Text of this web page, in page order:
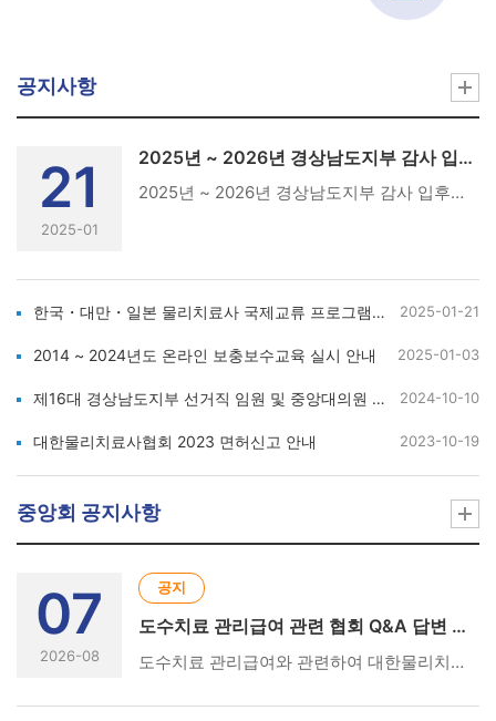
공지사항
21
2025-01
2025년 ~ 2026년 경상남도지부 감사 입후보 등록 공고
2025년 ~ 2026년 경상남도지부 감사 입후보 등록 공고(사)대한물리치료사협회 선거관리위원회 규정 제11조 제18조 및 경남지부 회칙 제14조 제15조 제16조에 근거하여 선거직 임원 선출을 위한 입후보자 등록 안내를 아래와 같이 공고합니다.● 경남지부 감사 – 1명. (2025년~2026년 임기)1. 입후보자 등록 기간 및 접수처가. 등록기간 : 2025. 1. 24(금) ~ 2025. 2. 8(토)나. 등록마감 : 2025. 2. 8(토) [18시까지 방문등록 및 우편도착 분에 한함]다. 접수방법 : 방문접수 또는 우편접수라. 접 수 처 : 경남지부 선거관리위원장 장정재 ( 창원시 마산합포구 월영동12길 18, 2층 늘바른운동센터 / 전화 : 055-221-0101 / 메일 : jungjaeking@gmail.com )2. 등록서류 (선거관리위원회규정 제11조 4항)가. 입후보등록신청서 1부 『서식 붙임1』나. 대의원 추천서 1부 『서식 붙임2』 (감사 입후보자 추천서 3부)다. 이력서(사진 2매 포함) 1부 『서식 붙임5』라. 회비납부 확인서 1부 『서식 붙임3』마. 보수교육이수확인서 1부 『서식 붙임4』바. 주민등록등본 1부사. 입후보 소감과 공약 1부아. 개인(신용)정보 수집· 이용· 제공 동의서 1부 『서식 붙임6』3. 입후보 자격 (회칙 14조 2항)가. 감 사 : 감사는 정회원으로 10년 이상 된 자로서 본 지부에서 7년 이상 활동 하고, 대의원을 2회 이상 또는 임원을 2년 이상 역임한 자.※ 입후보 소감 및 공약, 이력서는 홍보물 제작을 위해 원본 파일을 선거관리위원장 메일로 송부※ 대의원후보자 추천은 원본으로 제출하며, 중복추천은 없음.※ 본 공고문은 협회누리집 공지용으로 협회누리집 - 시도회 공지사항에 게시되어 있습니다.※ 협회 선거관리위원회규정 제18조 4항. 5항의 아래 내용을 해당자는 참조하시기 바립니다.- (감사 입후보자 관련사항입니다)④ 중앙대의원과 시·도회대의원은 선출직 임원에 입후보할 때는 선거 공고일 3일 안에 사퇴서를 제출해야 한다.⑤ 본회의 감사와 시·도회의 감사는 선출직 임원에 입후보할 때는 선거 공고일 3일안에 사퇴서를 제출해야 한다. 그러나 선출직 임원과 감사는 같은 직위에 입후보 할 때는 그러하지 아니한다4. 기타사항가. 입후보자 등록 서식은 붙임문서를 참조나. 제출된 서류는 일체 반환하지 않습니다.다. 선거일은 2025년 2월 22일(토) 16:00 예정이며, 장소 및 세부사항은 추후 공지예정인 대의원총회 공문 참조
한국・대만・일본 물리치료사 국제교류 프로그램 모집 요강 2025-01-21
2014 ~ 2024년도 온라인 보충보수교육 실시 안내 2025-01-03
제16대 경상남도지부 선거직 임원 및 중앙대의원 입후보 등록 공고 2024-10-10
대한물리치료사협회 2023 면허신고 안내 2023-10-19
중앙회 공지사항
07
2026-08
공지
도수치료 관리급여 관련 협회 Q&A 답변 및 성명서 현황
도수치료 관리급여와 관련하여 대한물리치료사협회에서 발표한 Q&A 답변서와 성명서 현황입니다. [아래의 링크를 클릭하세요👇] ① 도수치료 관리급여 시행 관련 협회 Q&A 답변서 및 참고 자료https://m.site.naver.com/2e2DQ ② 도수치료 관리급여 7월 1일 시행에 따른 대한물리치료사협회 성명서(26.6.17)https://m.site.naver.com/2e2E5 ③ 7월 1일 도수치료 관리급여 시행 관련 협회 진행 경과 및 강력 대응 방안 성명서(26.6.16.)https://m.site.naver.com/2e2Eb ④ 도수치료 관리급여 관련 간담회 결과 성명서(26.6.15.)https://m.site.naver.com/2e2Eh ⑤ 건강보험정책심의위원회 도수치료 관리급여 강행 관련 대한물리치료사협회의 강력 규탄 및 총력 대응 성명서(26.6.4.) https://m.site.naver.com/2e2Ep